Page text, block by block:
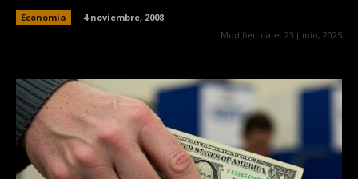
Economia
4 noviembre, 2008
Modified date: 23 junio, 2025